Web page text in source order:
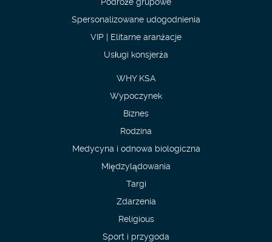
Spersonalizowane udogodnienia
VIP | Elitarne aranżacje
Usługi konsjerża
WHY KSA
Wypoczynek
Biznes
Rodzina
Medycyna i odnowa biologiczna
Międzylądowania
Targi
Zdarzenia
Religious
Sport i przygoda